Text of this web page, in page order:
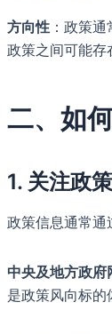
方向性 ：政策
政策之间可能存
二、如
1. 关注政
政策信息通常通
中央及地方政府
是政策风向标的